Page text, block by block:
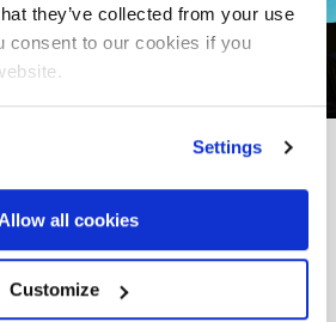
they’ve collected from your use
consent to our cookies if you
Settings
Allow all cookies
Customize
Realizations